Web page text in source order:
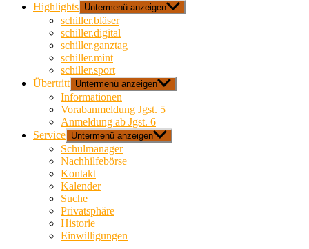
Highlights Untermenü anzeigen
schiller.bläser
schiller.digital
schiller.ganztag
schiller.mint
schiller.sport
Übertritt Untermenü anzeigen
Informationen
Vorabanmeldung Jgst. 5
Anmeldung ab Jgst. 6
Service Untermenü anzeigen
Schulmanager
Nachhilfebörse
Kontakt
Kalender
Suche
Privatsphäre
Historie
Einwilligungen